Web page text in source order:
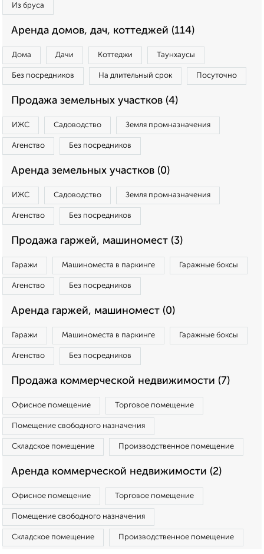
Из бруса
Аренда домов, дач, коттеджей (114)
Дома Дачи Коттеджи Таунхаусы
Без посредников На длительный срок Посуточно
Продажа земельных участков (4)
ИЖС Садоводство Земля промназначения
Агенство Без посредников
Аренда земельных участков (0)
ИЖС Садоводство Земля промназначения
Агенство Без посредников
Продажа гаржей, машиномест (3)
Гаражи Машиноместа в паркинге Гаражные боксы
Агенство Без посредников
Аренда гаржей, машиномест (0)
Гаражи Машиноместа в паркинге Гаражные боксы
Агенство Без посредников
Продажа коммерческой недвижимости (7)
Офисное помещение Торговое помещение
Помещение свободного назначения
Складское помещение Производственное помещение
Аренда коммерческой недвижимости (2)
Офисное помещение Торговое помещение
Помещение свободного назначения
Складское помещение Производственное помещение